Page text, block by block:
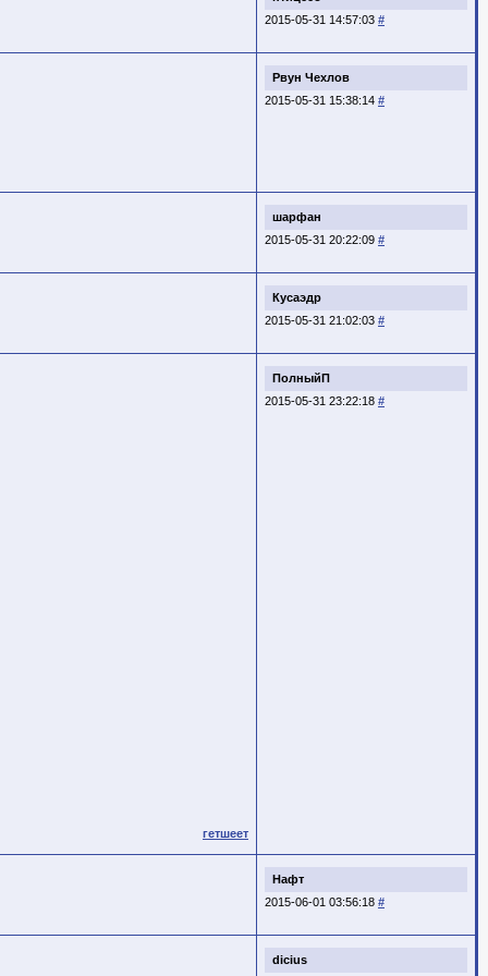
2015-05-31 14:57:03 #
Рвун Чехлов
2015-05-31 15:38:14 #
шарфан
2015-05-31 20:22:09 #
Кусаэдр
2015-05-31 21:02:03 #
ПолныйП
2015-05-31 23:22:18 #
гетшеет
Нафт
2015-06-01 03:56:18 #
dicius